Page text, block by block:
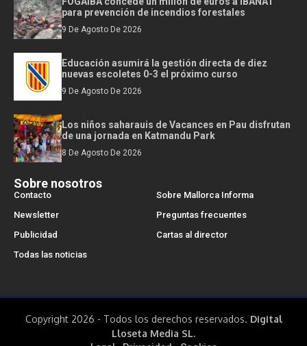
para prevención de incendios forestales
9 De Agosto De 2026
Educación asumirá la gestión directa de diez
nuevas escoletes 0-3 el próximo curso
9 De Agosto De 2026
Los niños saharauis de Vacances en Pau disfrutan
de una jornada en Katmandu Park
8 De Agosto De 2026
Sobre nosotros
Contacto
Sobre Mallorca Informa
Newsletter
Preguntas frecuentes
Publicidad
Cartas al director
Todas las noticias
Copyright 2026 - Todos los derechos reservados. Digital
Lloseta Media SL.